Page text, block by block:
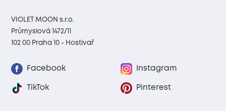
VIOLET MOON s.r.o.
Průmyslová 1472/11
102 00 Praha 10 - Hostivař
Facebook Instagram
TikTok Pinterest